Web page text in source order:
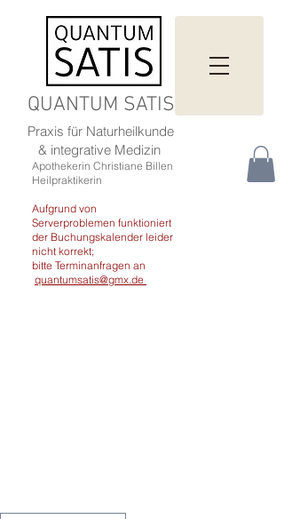
QUANTUM SATIS
Praxis für Naturheilkunde
& integrative Medizin
Apothekerin Christiane Billen
Heilpraktikerin
Aufgrund von
Serverproblemen funktioniert
der Buchungskalender leider
nicht korrekt;
bitte Terminanfragen an
quantumsatis@gmx.de